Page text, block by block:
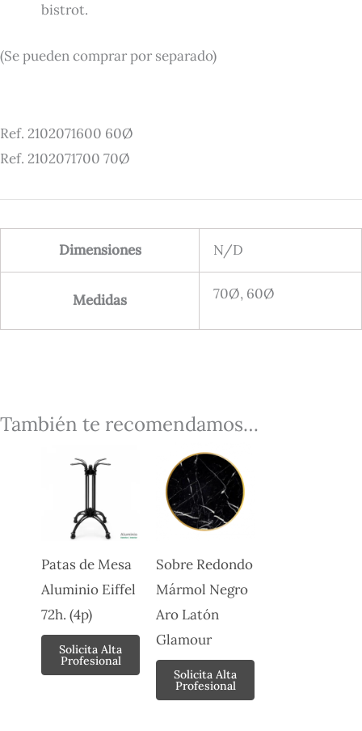
bistrot.
(Se pueden comprar por separado)
Ref. 2102071600 60Ø
Ref. 2102071700 70Ø
Dimensiones N/D
Medidas 70Ø, 60Ø
También te recomendamos…
Patas de Mesa
Aluminio Eiffel
72h. (4p)
Solicita Alta
Profesional
Sobre Redondo
Mármol Negro
Aro Latón
Glamour
Solicita Alta
Profesional